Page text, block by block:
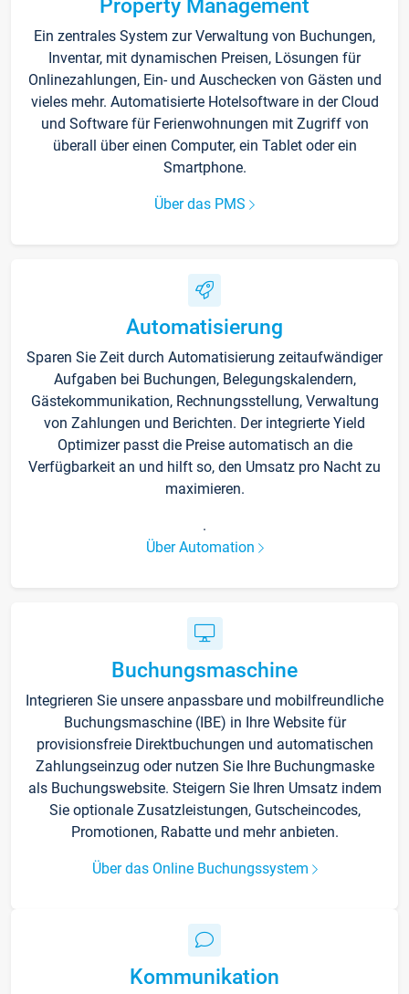
Property Management
Ein zentrales System zur Verwaltung von Buchungen,
Inventar, mit dynamischen Preisen, Lösungen für
Onlinezahlungen, Ein- und Auschecken von Gästen und
vieles mehr. Automatisierte Hotelsoftware in der Cloud
und Software für Ferienwohnungen mit Zugriff von
überall über einen Computer, ein Tablet oder ein
Smartphone.
Über das PMS
Automatisierung
Sparen Sie Zeit durch Automatisierung zeitaufwändiger
Aufgaben bei Buchungen, Belegungskalendern,
Gästekommunikation, Rechnungsstellung, Verwaltung
von Zahlungen und Berichten. Der integrierte Yield
Optimizer passt die Preise automatisch an die
Verfügbarkeit an und hilft so, den Umsatz pro Nacht zu
maximieren.
.
Über Automation
Buchungsmaschine
Integrieren Sie unsere anpassbare und mobilfreundliche
Buchungsmaschine (IBE) in Ihre Website für
provisionsfreie Direktbuchungen und automatischen
Zahlungseinzug oder nutzen Sie Ihre Buchungmaske
als Buchungswebsite. Steigern Sie Ihren Umsatz indem
Sie optionale Zusatzleistungen, Gutscheincodes,
Promotionen, Rabatte und mehr anbieten.
Über das Online Buchungssystem
Kommunikation